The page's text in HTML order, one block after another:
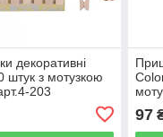
декоративні
штук з мотузкою
203
97